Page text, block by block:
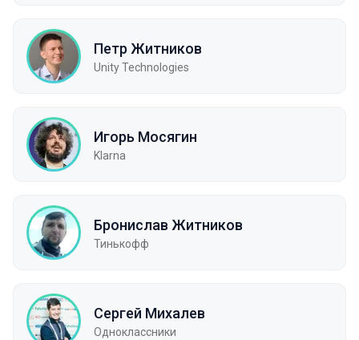
Петр Житников
Unity Technologies
Игорь Мосягин
Klarna
Бронислав Житников
Тинькофф
Сергей Михалев
Одноклассники